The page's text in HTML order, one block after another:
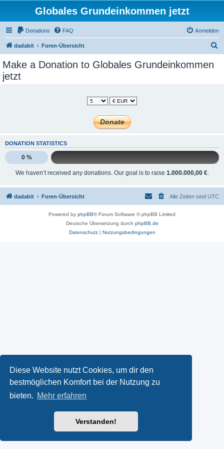
Diese Website nutzt Cookies, um dir den
bestmöglichen Komfort bei der Nutzung zu
bieten. Mehr erfahren
Verstanden!
Globales Grundeinkommen jetzt
Donations FAQ Anmelden
dadabit Foren-Übersicht
Make a Donation to Globales Grundeinkommen
jetzt
DONATION STATISTICS
0 %
We haven’t received any donations. Our goal is to raise 1.000.000,00 €.
dadabit Foren-Übersicht Alle Zeiten sind UTC
Powered by phpBB® Forum Software © phpBB Limited
Deutsche Übersetzung durch phpBB.de
Datenschutz| Nutzungsbedingungen